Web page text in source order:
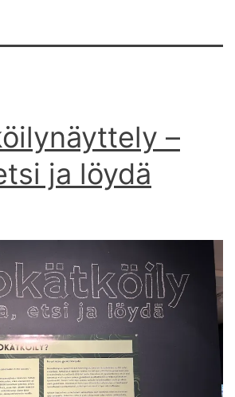
–
ja löydä